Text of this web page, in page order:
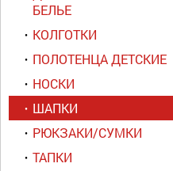
БЕЛЬЕ
КОЛГОТКИ
ПОЛОТЕНЦА ДЕТСКИЕ
НОСКИ
ШАПКИ
РЮКЗАКИ/СУМКИ
ТАПКИ